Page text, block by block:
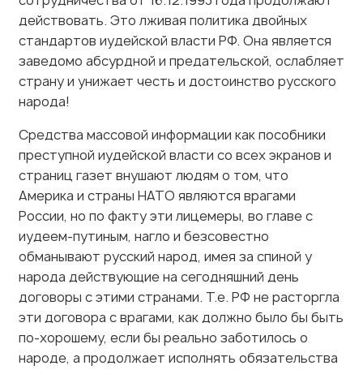
стандартов иудейской власти РФ. Она является
заведомо абсурдной и предательской, ослабляет
страну и унижает честь и достоинство русского
народа!
Средства массовой информации как пособники
страниц газет внушают людям о том, что
Америка и страны НАТО являются врагами
России, но по факту эти лицемеры, во главе с
иудеем-путиным, нагло и безсовестно
обманывают русский народ, имея за спиной у
народа действующие на сегодняшний день
договоры с этими странами. Т.е. РФ не расторгла
эти договора с врагами, как должно было бы быть
по-хорошему, если бы реально заботилось о
народе, а продолжает исполнять обязательства
по этим договорам, неплохо зарабатывая. Ведь,